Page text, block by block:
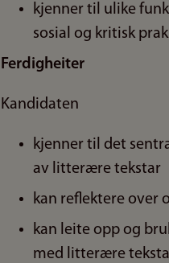
kjenner til ulike
sosial og kritisk
Ferdigheiter
Kandidaten
kjenner til det
av litterære tekstar
kan reflektere
kan leite opp og
med litterære